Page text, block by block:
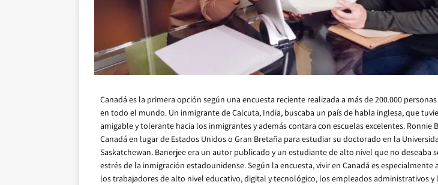
Canadá es la primera opción según una encuesta reciente realizada a más de 200.000 personas
en todo el mundo. Un inmigrante de Calcuta, India, buscaba un país de habla inglesa, que
amigable y tolerante hacia los inmigrantes y además contara con escuelas excelentes. Ronnie
Canadá en lugar de Estados Unidos o Gran Bretaña para estudiar su doctorado en la
Saskatchewan. Banerjee era un autor publicado y un estudiante de alto nivel que no deseaba
estrés de la inmigración estadounidense. Según la encuesta, vivir en Canadá es especialmente
los trabajadores de alto nivel educativo, digital y tecnológico, los empleados administrativos y